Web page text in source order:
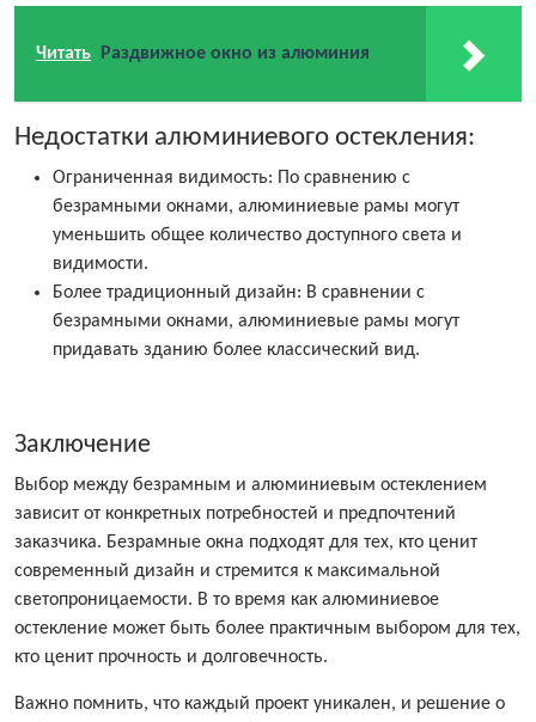
Читать Раздвижное окно из алюминия
Недостатки алюминиевого остекления:
Ограниченная видимость: По сравнению с
безрамными окнами, алюминиевые рамы могут
уменьшить общее количество доступного света и
видимости.
Более традиционный дизайн: В сравнении с
безрамными окнами, алюминиевые рамы могут
придавать зданию более классический вид.
Заключение
Выбор между безрамным и алюминиевым остеклением
зависит от конкретных потребностей и предпочтений
заказчика. Безрамные окна подходят для тех, кто ценит
современный дизайн и стремится к максимальной
светопроницаемости. В то время как алюминиевое
остекление может быть более практичным выбором для тех,
кто ценит прочность и долговечность.
Важно помнить, что каждый проект уникален, и решение о